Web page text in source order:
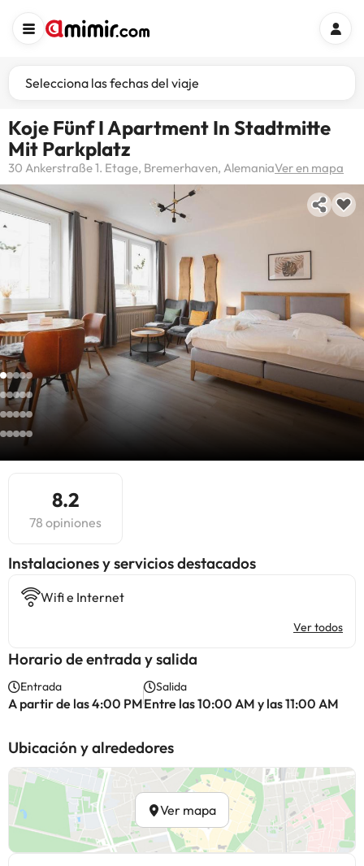
Selecciona las fechas del viaje
Koje Fünf I Apartment In Stadtmitte
Mit Parkplatz
30 Ankerstraße 1. Etage, Bremerhaven, AlemaniaVer en mapa
8.2
78 opiniones
Instalaciones y servicios destacados
Wifi e Internet
Ver todos
Horario de entrada y salida
Entrada
A partir de las 4:00 PM
Salida
Entre las 10:00 AM y las 11:00 AM
Ubicación y alrededores
Ver mapa